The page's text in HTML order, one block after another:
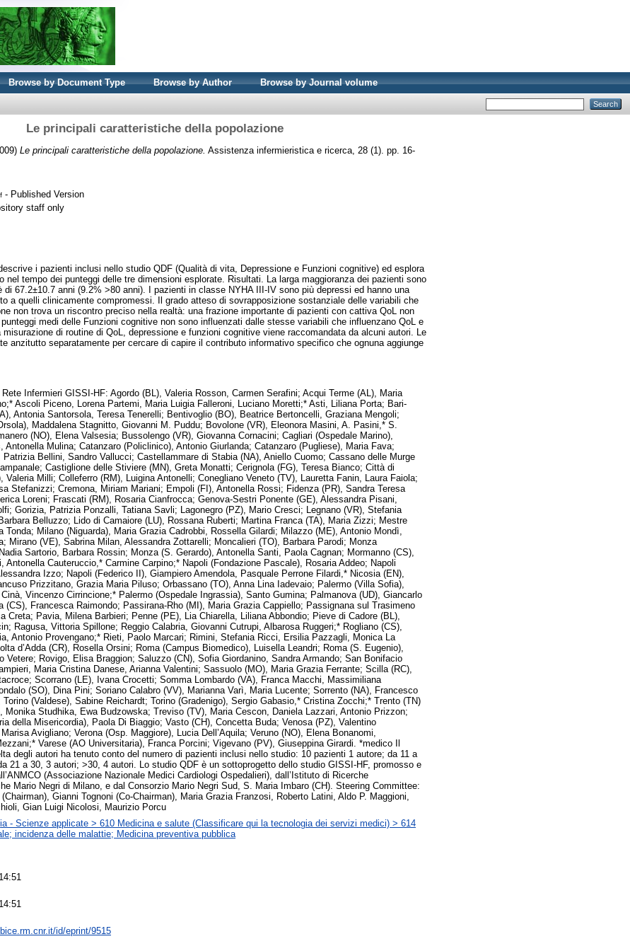
Browse by Document Type Browse by Author Browse by Journal volume
Le principali caratteristiche della popolazione
Le principali caratteristiche della popolazione. Assistenza infermieristica e ricerca, 28 (1). pp. 16-
- Published Version
staff only
i pazienti inclusi nello studio QDF (Qualità di vita, Depressione e Funzioni cognitive) ed esplora
nel tempo dei punteggi delle tre dimensioni esplorate. Risultati. La larga maggioranza dei pazienti sono
di 67.2±10.7 anni (9.2% >80 anni). I pazienti in classe NYHA III-IV sono più depressi ed hanno una
a quelli clinicamente compromessi. Il grado atteso di sovrapposizione sostanziale delle variabili che
non trova un riscontro preciso nella realtà: una frazione importante di pazienti con cattiva QoL non
medi delle Funzioni cognitive non sono influenzati dalle stesse variabili che influenzano QoL e
di routine di QoL, depressione e funzioni cognitive viene raccomandata da alcuni autori. Le
anzitutto separatamente per cercare di capire il contributo informativo specifico che ognuna aggiunge
Rete Infermieri GISSI-HF: Agordo (BL), Valeria Rosson, Carmen Serafini; Acqui Terme (AL), Maria
Ascoli Piceno, Lorena Partemi, Maria Luigia Falleroni, Luciano Moretti;* Asti, Liliana Porta; Bari-
Antonia Santorsola, Teresa Tenerelli; Bentivoglio (BO), Beatrice Bertoncelli, Graziana Mengoli;
Maddalena Stagnitto, Giovanni M. Puddu; Bovolone (VR), Eleonora Masini, A. Pasini,* S.
(NO), Elena Valsesia; Bussolengo (VR), Giovanna Cornacini; Cagliari (Ospedale Marino),
Antonella Mulina; Catanzaro (Policlinico), Antonio Giurlanda; Catanzaro (Pugliese), Maria Fava;
Patrizia Bellini, Sandro Vallucci; Castellammare di Stabia (NA), Aniello Cuomo; Cassano delle Murge
Castiglione delle Stiviere (MN), Greta Monatti; Cerignola (FG), Teresa Bianco; Città di
Valeria Milli; Colleferro (RM), Luigina Antonelli; Conegliano Veneto (TV), Lauretta Fanin, Laura Faiola;
Stefanizzi; Cremona, Miriam Mariani; Empoli (FI), Antonella Rossi; Fidenza (PR), Sandra Teresa
Loreni; Frascati (RM), Rosaria Cianfrocca; Genova-Sestri Ponente (GE), Alessandra Pisani,
Gorizia, Patrizia Ponzalli, Tatiana Savli; Lagonegro (PZ), Mario Cresci; Legnano (VR), Stefania
Belluzzo; Lido di Camaiore (LU), Rossana Ruberti; Martina Franca (TA), Maria Zizzi; Mestre
Tonda; Milano (Niguarda), Maria Grazia Cadrobbi, Rossella Gilardi; Milazzo (ME), Antonio Mondì,
Mirano (VE), Sabrina Milan, Alessandra Zottarelli; Moncalieri (TO), Barbara Parodi; Monza
Sartorio, Barbara Rossin; Monza (S. Gerardo), Antonella Santi, Paola Cagnan; Mormanno (CS),
Antonella Cauteruccio,* Carmine Carpino;* Napoli (Fondazione Pascale), Rosaria Addeo; Napoli
Izzo; Napoli (Federico II), Giampiero Amendola, Pasquale Perrone Filardi,* Nicosia (EN),
Prizzitano, Grazia Maria Piluso; Orbassano (TO), Anna Lina Iadevaio; Palermo (Villa Sofia),
Cinà, Vincenzo Cirrincione;* Palermo (Ospedale Ingrassia), Santo Gumina; Palmanova (UD), Giancarlo
(CS), Francesca Raimondo; Passirana-Rho (MI), Maria Grazia Cappiello; Passignana sul Trasimeno
Creta; Pavia, Milena Barbieri; Penne (PE), Lia Chiarella, Liliana Abbondio; Pieve di Cadore (BL),
Ragusa, Vittoria Spillone; Reggio Calabria, Giovanni Cutrupi, Albarosa Ruggeri;* Rogliano (CS),
Antonio Provengano;* Rieti, Paolo Marcari; Rimini, Stefania Ricci, Ersilia Pazzagli, Monica La
d’Adda (CR), Rosella Orsini; Roma (Campus Biomedico), Luisella Leandri; Roma (S. Eugenio),
Vetere; Rovigo, Elisa Braggion; Saluzzo (CN), Sofia Giordanino, Sandra Armando; San Bonifacio
Maria Cristina Danese, Arianna Valentini; Sassuolo (MO), Maria Grazia Ferrante; Scilla (RC),
Scorrano (LE), Ivana Crocetti; Somma Lombardo (VA), Franca Macchi, Massimiliana
(SO), Dina Pini; Soriano Calabro (VV), Marianna Varì, Maria Lucente; Sorrento (NA), Francesco
(Valdese), Sabine Reichardt; Torino (Gradenigo), Sergio Gabasio,* Cristina Zocchi;* Trento (TN)
Monika Studhika, Ewa Budzowska; Treviso (TV), Maria Cescon, Daniela Lazzari, Antonio Prizzon;
della Misericordia), Paola Di Biaggio; Vasto (CH), Concetta Buda; Venosa (PZ), Valentino
Avigliano; Verona (Osp. Maggiore), Lucia Dell’Aquila; Veruno (NO), Elena Bonanomi,
Varese (AO Universitaria), Franca Porcini; Vigevano (PV), Giuseppina Girardi. *medico Il
degli autori ha tenuto conto del numero di pazienti inclusi nello studio: 10 pazienti 1 autore; da 11 a
21 a 30, 3 autori; >30, 4 autori. Lo studio QDF è un sottoprogetto dello studio GISSI-HF, promosso e
(Associazione Nazionale Medici Cardiologi Ospedalieri), dall’Istituto di Ricerche
Mario Negri di Milano, e dal Consorzio Mario Negri Sud, S. Maria Imbaro (CH). Steering Committee:
(Chairman), Gianni Tognoni (Co-Chairman), Maria Grazia Franzosi, Roberto Latini, Aldo P. Maggioni,
Gian Luigi Nicolosi, Maurizio Porcu
- Scienze applicate > 610 Medicina e salute (Classificare qui la tecnologia dei servizi medici) > 614
incidenza delle malattie; Medicina preventiva pubblica
id/eprint/9515